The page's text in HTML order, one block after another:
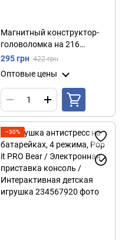
Магнитный конструктор-
головоломка на 216
шариков, 2,5 мм, NEOCUBE /
конструктор / Игрушка
антистресс
295 грн 422 грн
Оптовые цены
−30%